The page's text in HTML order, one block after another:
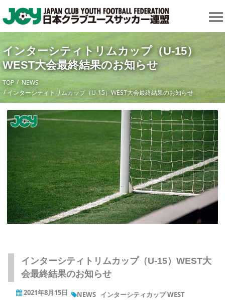
インターシティトリムカップ（U-15）
WEST大会最終結果のお知らせ
TOP
NEWS
インターシティトリムカップ（U-15）WEST大会最終結果のお知らせ
インターシティトリムカップ（U-15）WEST大
会最終結果のお知らせ
2021年8月15日 NEWS インターシティカップ WEST